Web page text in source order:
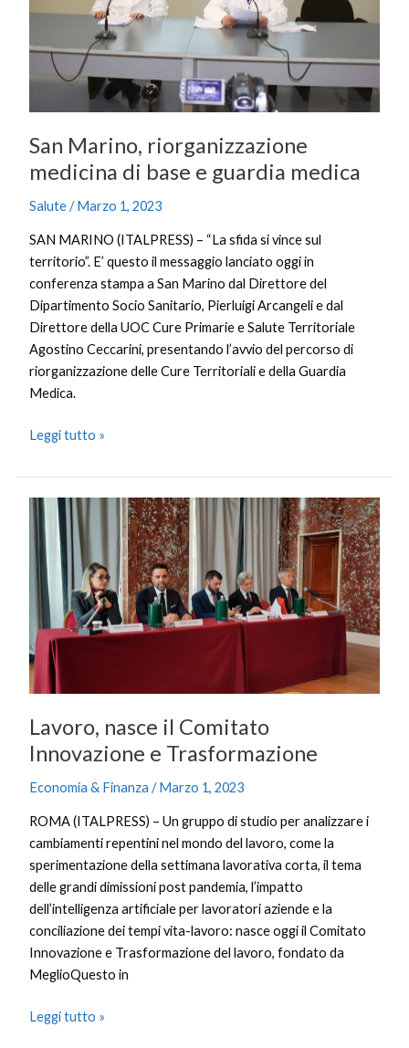
San Marino, riorganizzazione
medicina di base e guardia medica
Salute/Marzo 1, 2023
SAN MARINO (ITALPRESS) – “La sfida si vince sul
territorio”. E’ questo il messaggio lanciato oggi in
conferenza stampa a San Marino dal Direttore del
Dipartimento Socio Sanitario, Pierluigi Arcangeli e dal
Direttore della UOC Cure Primarie e Salute Territoriale
Agostino Ceccarini, presentando l’avvio del percorso di
riorganizzazione delle Cure Territoriali e della Guardia
Medica.
Leggi tutto »
Lavoro, nasce il Comitato
Innovazione e Trasformazione
Economia & Finanza /Marzo 1, 2023
ROMA (ITALPRESS) – Un gruppo di studio per analizzare i
cambiamenti repentini nel mondo del lavoro, come la
sperimentazione della settimana lavorativa corta, il tema
delle grandi dimissioni post pandemia, l’impatto
dell’intelligenza artificiale per lavoratori aziende e la
conciliazione dei tempi vita-lavoro: nasce oggi il Comitato
Innovazione e Trasformazione del lavoro, fondato da
MeglioQuesto in
Lavoro,
nasce
Comitato
Innovazione
Trasformazione
Leggi tutto »